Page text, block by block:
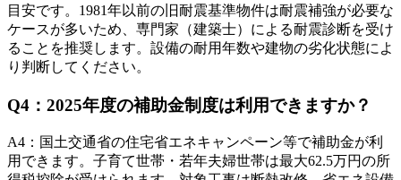
目安です。1981年以前の旧耐震基準物件は耐震補強が必要な
ケースが多いため、専門家（建築士）による耐震診断を受け
ることを推奨します。設備の耐用年数や建物の劣化状態によ
り判断してください。
Q4 ： 2025年度の補助金制度は利用できますか？
A4 ： 国土交通省の住宅省エネキャンペーン等で補助金が利
用できます。子育て世帯・若年夫婦世帯は最大62.5万円の所